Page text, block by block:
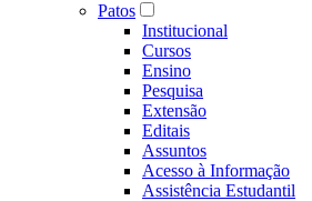
Patos
Institucional
Cursos
Ensino
Pesquisa
Extensão
Editais
Assuntos
Acesso à Informação
Assistência Estudantil